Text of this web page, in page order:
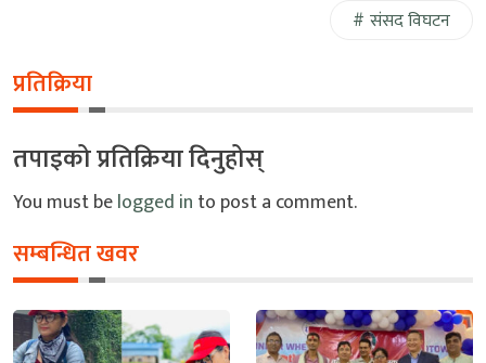
संसद विघटन
प्रतिक्रिया
तपाइको प्रतिक्रिया दिनुहोस्
You must belogged in to post a comment.
सम्बन्धित खवर